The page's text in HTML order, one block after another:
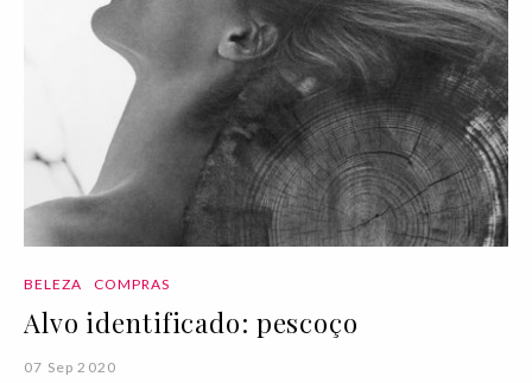
BELEZA COMPRAS
Alvo identificado: pescoço
07 Sep 2020